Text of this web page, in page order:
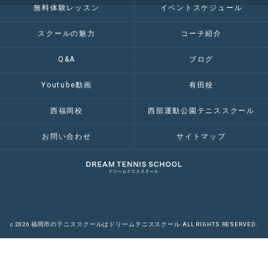
無料体験レッスン イベントスケジュール
スクールの魅力 コーチ紹介
Q&A ブログ
Youtube動画 有田校
西福岡校 西部運動公園テニススクール
お問い合わせ サイトマップ
c 2026 福岡市のテニススクールはドリームテニススクール ALL RIGHTS RESERVED.